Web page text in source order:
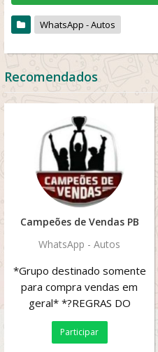
WhatsApp - Autos
Recomendados
Campeões de Vendas PB
WhatsApp - Autos
*Grupo destinado somente
para compra vendas em
geral* *?REGRAS DO
GEUPO?* *?Proibido Notas
Fackes* *?Proibido...
Participar